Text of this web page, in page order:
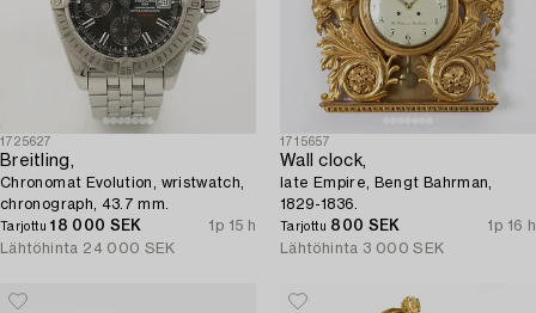
1725627
Breitling,
Chronomat Evolution, wristwatch,
chronograph, 43.7 mm.
Tarjottu18 000 SEK
1p 15 h
Lähtöhinta 24 000 SEK
1715657
Wall clock,
late Empire, Bengt Bahrman,
1829-1836.
Tarjottu 800 SEK
1p 16 h
Lähtöhinta 3 000 SEK